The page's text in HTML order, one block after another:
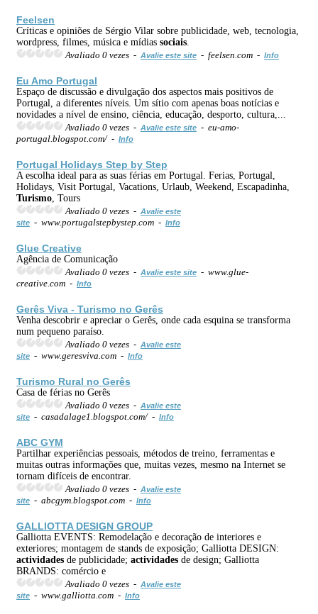
Feelsen
Críticas e opiniões de Sérgio Vilar sobre publicidade, web, tecnologia,
wordpress, filmes, música e mídias sociais
Avaliado 0 vezes - Avalie este site - feelsen.com - Info
Eu Amo Portugal
Espaço de discussão e divulgação dos aspectos mais positivos de
Portugal, a diferentes níveis. Um sítio com apenas boas notícias e
novidades a nível de ensino, ciência, educação, desporto, cultura,...
Avaliado 0 vezes - Avalie este site - eu-amo-
portugal.blogspot.com/ - Info
Portugal Holidays Step by Step
A escolha ideal para as suas férias em Portugal. Ferias, Portugal,
Holidays, Visit Portugal, Vacations, Urlaub, Weekend, Escapadinha,
Turismo , Tours
Avaliado 0 vezes - Avalie este
site - www.portugalstepbystep.com - Info
Glue Creative
Agência de Comunicação
Avaliado 0 vezes - Avalie este site - www.glue-
creative.com - Info
Gerês Viva - Turismo no Gerês
Venha descobrir e apreciar o Gerês, onde cada esquina se transforma
num pequeno paraíso.
Avaliado 0 vezes - Avalie este
site - www.geresviva.com - Info
Turismo Rural no Gerês
Casa de férias no Gerês
Avaliado 0 vezes - Avalie este
site - casadalage1.blogspot.com/ - Info
ABC GYM
Partilhar experiências pessoais, métodos de treino, ferramentas e
muitas outras informações que, muitas vezes, mesmo na Internet se
tornam difíceis de encontrar.
Avaliado 0 vezes - Avalie este
site - abcgym.blogspot.com - Info
GALLIOTTA DESIGN GROUP
Galliotta EVENTS: Remodelação e decoração de interiores e
exteriores; montagem de stands de exposição; Galliotta DESIGN:
actividades de publicidade; actividades de design; Galliotta
BRANDS: comércio e
Avaliado 0 vezes - Avalie este
site - www.galliotta.com - Info